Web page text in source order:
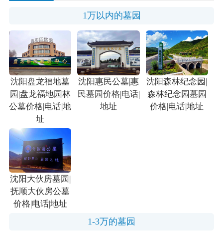
1万以内的墓园
沈阳盘龙福地墓
园|盘龙福地园林
公墓价格|电话|地
址
沈阳惠民公墓|惠
民墓园价格|电话|
地址
沈阳森林纪念园|
森林纪念园墓园
价格|电话|地址
沈阳大伙房墓园|
抚顺大伙房公墓
价格|电话|地址
1-3万的墓园